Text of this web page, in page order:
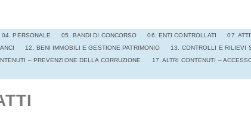
04. PERSONALE 05. BANDI DI CONCORSO 06. ENTI CONTROLLATI
07.
12. BENI IMMOBILI E GESTIONE PATRIMONIO
13. CONTROLLI E RILIEVI
– PREVENZIONE DELLA CORRUZIONE
17. ALTRI CONTENUTI –